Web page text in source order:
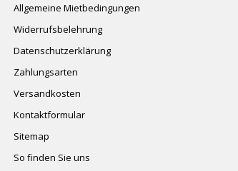
Allgemeine Mietbedingungen
Widerrufsbelehrung
Datenschutzerklärung
Zahlungsarten
Versandkosten
Kontaktformular
Sitemap
So finden Sie uns